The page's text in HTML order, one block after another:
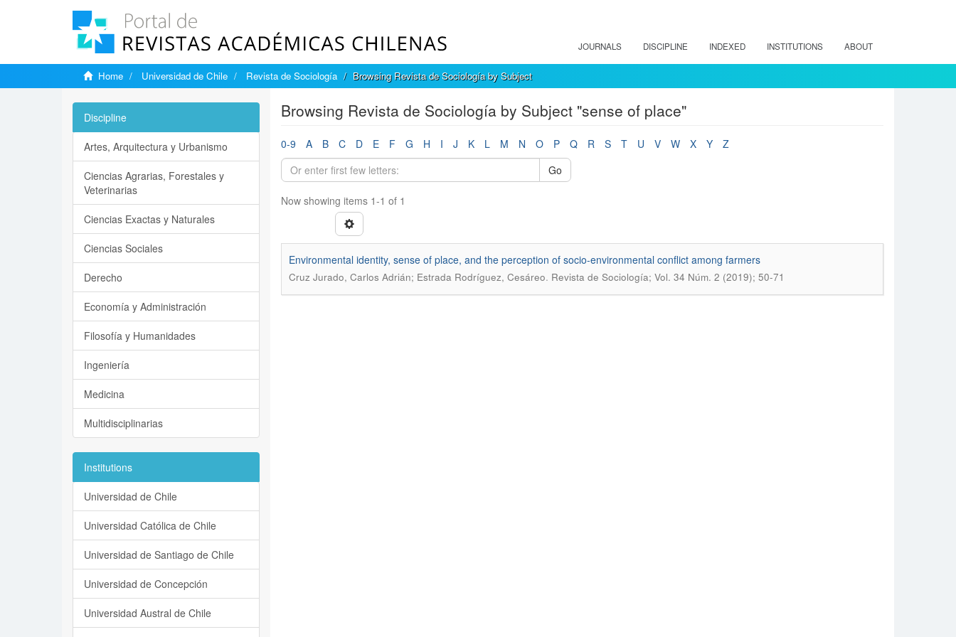
JOURNALS DISCIPLINE INDEXED INSTITUTIONS ABOUT
Home Universidad de Chile Revista de Sociología Browsing Revista de Sociología by Subject
Browsing Revista de Sociología by Subject "sense of place"
0-9 A B C D E F G H I J K L M N O P Q R S T U V W X Y
Z
Go
Now showing items 1-1 of 1
Environmental identity, sense of place, and the perception of socio-environmental conflict among farmers
Cruz Jurado, Carlos Adrián; Estrada Rodríguez, Cesáreo. Revista de Sociología; Vol. 34 Núm. 2 (2019); 50-71
Discipline
Artes, Arquitectura y Urbanismo
Ciencias Agrarias, Forestales y
Veterinarias
Ciencias Exactas y Naturales
Ciencias Sociales
Derecho
Economía y Administración
Filosofía y Humanidades
Ingeniería
Medicina
Multidisciplinarias
Institutions
Universidad de Chile
Universidad Católica de Chile
Universidad de Santiago de Chile
Universidad de Concepción
Universidad Austral de Chile